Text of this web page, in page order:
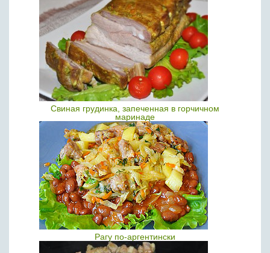
Свиная грудинка, запеченная в горчичном
маринаде
Рагу по-аргентински